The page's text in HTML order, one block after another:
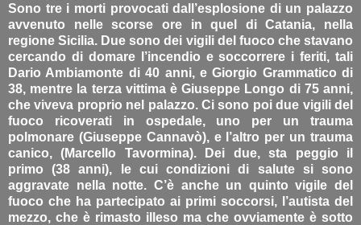
Sono tre i morti provocati dall’esplosione di un palazzo
avvenuto nelle scorse ore in quel di Catania, nella
regione Sicilia. Due sono dei vigili del fuoco che stavano
cercando di domare l’incendio e soccorrere i feriti, tali
Dario Ambiamonte di 40 anni, e Giorgio Grammatico di
38, mentre la terza vittima è Giuseppe Longo di 75 anni,
che viveva proprio nel palazzo. Ci sono poi due vigili del
fuoco ricoverati in ospedale, uno per un trauma
polmonare (Giuseppe Cannavò), e l’altro per un trauma
canico, (Marcello Tavormina). Dei due, sta peggio il
primo (38 anni), le cui condizioni di salute si sono
aggravate nella notte. C’è anche un quinto vigile del
fuoco che ha partecipato ai primi soccorsi, l’autista del
mezzo, che è rimasto illeso ma che ovviamente è sotto